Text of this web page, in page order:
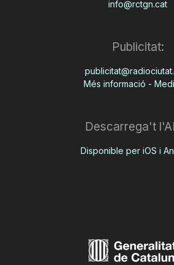
info@rctgn.cat
Publicitat:
Més informació -
Descarrega't
Disponible per iOS i